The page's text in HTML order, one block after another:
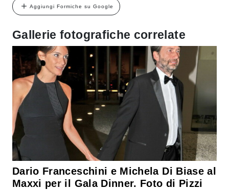
Aggiungi Formiche su Google
Gallerie fotografiche correlate
Dario Franceschini e Michela Di Biase al
Maxxi per il Gala Dinner. Foto di Pizzi